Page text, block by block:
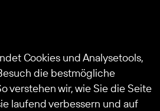
Cookies und Analysetools,
die bestmögliche
verstehen wir, wie Sie die Seite
laufend verbessern und auf